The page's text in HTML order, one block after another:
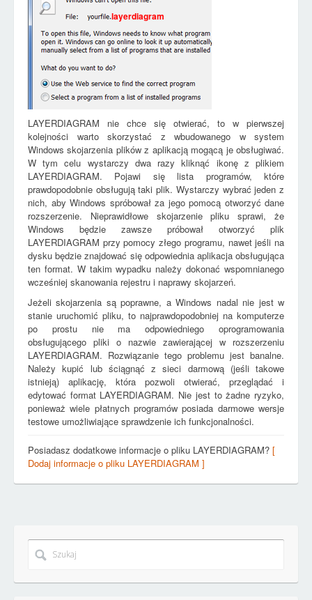
layerdiagram
LAYERDIAGRAM nie chce się otwierać, to w pierwszej
kolejności warto skorzystać z wbudowanego w system
Windows skojarzenia plików z aplikacją mogącą je obsługiwać.
W tym celu wystarczy dwa razy kliknąć ikonę z plikiem
LAYERDIAGRAM. Pojawi się lista programów, które
prawdopodobnie obsługują taki plik. Wystarczy wybrać jeden z
nich, aby Windows spróbował za jego pomocą otworzyć dane
rozszerzenie. Nieprawidłowe skojarzenie pliku sprawi, że
Windows będzie zawsze próbował otworzyć plik
LAYERDIAGRAM przy pomocy złego programu, nawet jeśli na
dysku będzie znajdować się odpowiednia aplikacja obsługująca
ten format. W takim wypadku należy dokonać wspomnianego
wcześniej skanowania rejestru i naprawy skojarzeń.
Jeżeli skojarzenia są poprawne, a Windows nadal nie jest w
stanie uruchomić pliku, to najprawdopodobniej na komputerze
po prostu nie ma odpowiedniego oprogramowania
obsługującego pliki o nazwie zawierającej w rozszerzeniu
LAYERDIAGRAM. Rozwiązanie tego problemu jest banalne.
Należy kupić lub ściągnąć z sieci darmową (jeśli takowe
istnieją) aplikację, która pozwoli otwierać, przeglądać i
edytować format LAYERDIAGRAM. Nie jest to żadne ryzyko,
ponieważ wiele płatnych programów posiada darmowe wersje
testowe umożliwiające sprawdzenie ich funkcjonalności.
Posiadasz dodatkowe informacje o pliku LAYERDIAGRAM? [
Dodaj informacje o pliku LAYERDIAGRAM ]